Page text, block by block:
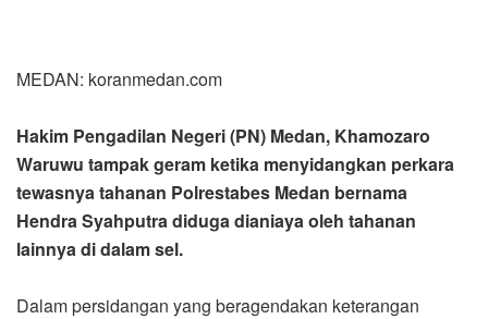
MEDAN: koranmedan.com
Hakim Pengadilan Negeri (PN) Medan, Khamozaro
Waruwu tampak geram ketika menyidangkan perkara
tewasnya tahanan Polrestabes Medan bernama
Hendra Syahputra diduga dianiaya oleh tahanan
lainnya di dalam sel.
Dalam persidangan yang beragendakan keterangan